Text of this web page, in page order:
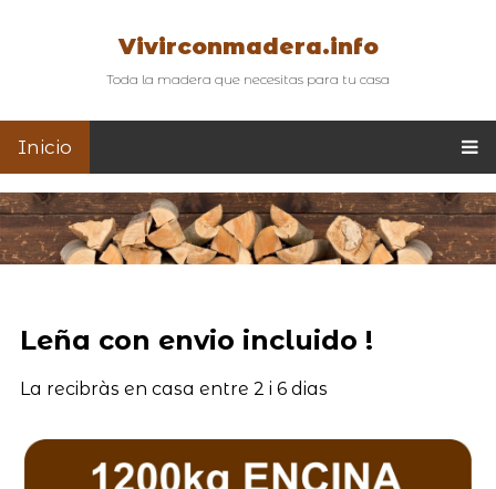
Vivirconmadera.info
Toda la madera que necesitas para tu casa
Inicio
Leña con envio incluido !
La recibràs en casa entre 2 i 6 dias